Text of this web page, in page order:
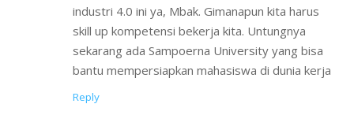
industri 4.0 ini ya, Mbak. Gimanapun kita harus
skill up kompetensi bekerja kita. Untungnya
sekarang ada Sampoerna University yang bisa
bantu mempersiapkan mahasiswa di dunia kerja
Reply